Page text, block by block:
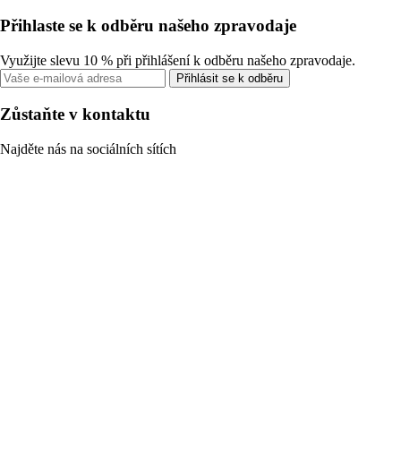
Přihlaste se k odběru našeho zpravodaje
Využijte slevu 10 % při přihlášení k odběru našeho zpravodaje.
Přihlásit se k odběru
Zůstaňte v kontaktu
Najděte nás na sociálních sítích